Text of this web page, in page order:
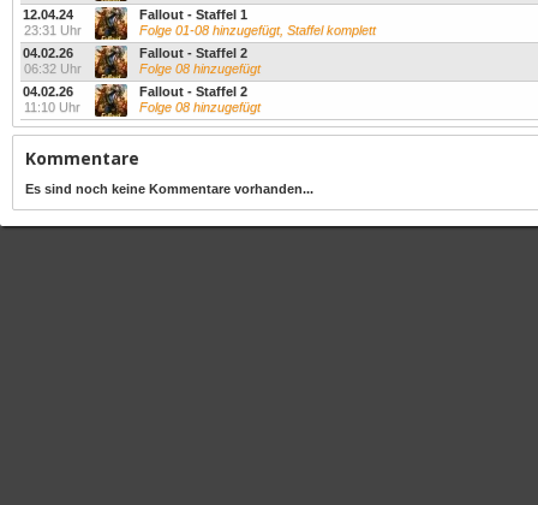
12.04.24
23:31 Uhr
Fallout - Staffel 1
Folge 01-08 hinzugefügt, Staffel komplett
04.02.26
06:32 Uhr
Fallout - Staffel 2
Folge 08 hinzugefügt
04.02.26
11:10 Uhr
Fallout - Staffel 2
Folge 08 hinzugefügt
Kommentare
Es sind noch keine Kommentare vorhanden...